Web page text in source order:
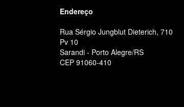
Endereço
Rua Sérgio Jungblut Dieterich, 710
Pv 10
Sarandi - Porto Alegre/RS
CEP 91060-410